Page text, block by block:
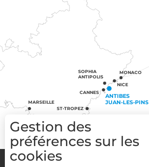
ST-TROPEZ
MARSEILLE
CANNES
ANTIBES
JUAN-LES-PINS
SOPHIA
ANTIPOLIS
NICE
MONACO
Groupes
Gestion des
préférences sur les
cookies